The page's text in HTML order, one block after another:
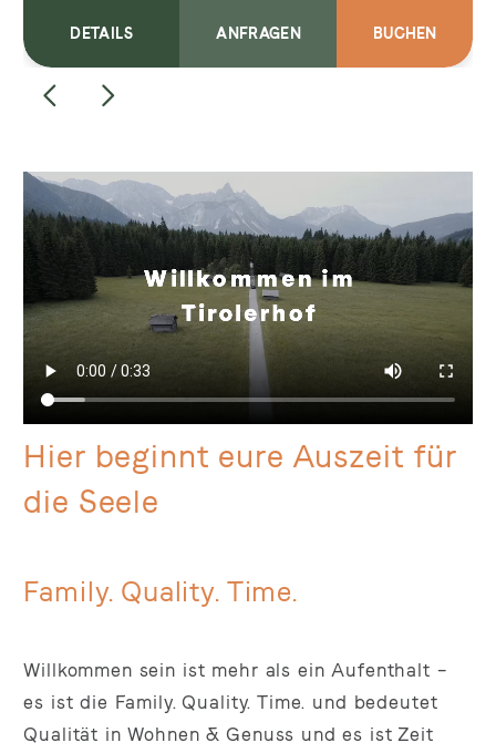
DETAILS BUCHEN
ANFRAGEN
Hier beginnt eure Auszeit für
die Seele
Family. Quality. Time.
Willkommen sein ist mehr als ein Aufenthalt –
es ist die Family. Quality. Time. und bedeutet
Qualität in Wohnen & Genuss und es ist Zeit